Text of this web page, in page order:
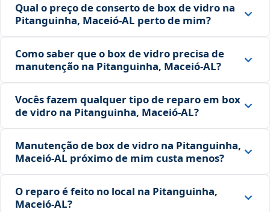
Qual o preço de conserto de box de vidro na
Pitanguinha, Maceió‑AL perto de mim?
Como saber que o box de vidro precisa de
manutenção na Pitanguinha, Maceió‑AL?
Vocês fazem qualquer tipo de reparo em box
de vidro na Pitanguinha, Maceió‑AL?
Manutenção de box de vidro na Pitanguinha,
Maceió‑AL próximo de mim custa menos?
O reparo é feito no local na Pitanguinha,
Maceió‑AL?